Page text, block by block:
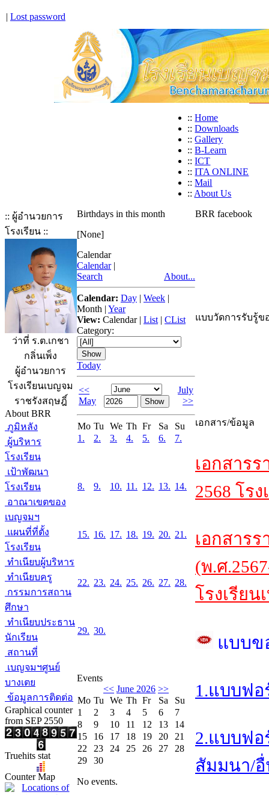
| Lost password
:: Home
:: Downloads
:: Gallery
:: B-Learn
:: ICT
:: ITA ONLINE
:: Mail
:: About Us
:: ผู้อำนวยการ
โรงเรียน ::
ว่าที่ ร.ต.เกชา
กลิ่นเพ็ง
ผู้อำนวยการ
โรงเรียนเบญจม
ราชรังสฤษฎิ์
About BRR
ภูมิหลัง
ผู้บริหาร
โรงเรียน
เป้าพัฒนา
โรงเรียน
อาณาเขตของ
เบญจมฯ
แผนที่ที่ตั้ง
โรงเรียน
ทำเนียบผู้บริหาร
ทำเนียบครู
กรรมการสถาน
ศึกษา
ทำเนียบประธาน
นักเรียน
สถานที่
เบญจมฯศูนย์
บางเตย
ข้อมูลการติดต่อ
Graphical counter
from SEP 2550
Truehits stat
Counter Map
Birthdays in this month
[None]
Calendar
Calendar |
Search
About...
Calendar: Day | Week |
Month | Year
View: Calendar| List | CList
Category:
Today
<<
May
July
>>
Mo Tu We Th Fr Sa
Su
1.
2. 3. 4. 5. 6. 7.
8. 9. 10. 11. 12. 13. 14.
15. 16. 17. 18. 19. 20. 21.
22. 23. 24. 25. 26. 27. 28.
29. 30.
Events
<< June 2026 >>
Mo Tu We Th Fr Sa
Su
1
2 3 4 5 6
7
8
9 10 11 12 13
14
15
16 17 18 19 20
21
22
23 24 25 26 27
28
29
30
No events.
BRR facebook
แบบวัดการรับรู้ข
เอกสาร/ข้อมูล
เอกสาร
2568 โร
เอกสาร
(พ.ศ
โรงเรีย
แบบข
1.แบบฟ
2.แบบฟ
สัมมนา/